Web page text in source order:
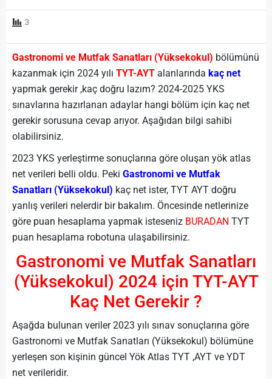
3
Gastronomi ve Mutfak Sanatları (Yüksekokul) bölümünü
kazanmak için 2024 yılı TYT-AYT alanlarında kaç net
yapmak gerekir ,kaç doğru lazım? 2024-2025 YKS
sınavlarına hazırlanan adaylar hangi bölüm için kaç net
gerekir sorusuna cevap arıyor. Aşağıdan bilgi sahibi
olabilirsiniz.
2023 YKS yerleştirme sonuçlarına göre oluşan yök atlas
net verileri belli oldu. Peki Gastronomi ve Mutfak
Sanatları (Yüksekokul) kaç net ister, TYT AYT doğru
yanlış verileri nelerdir bir bakalım. Öncesinde netlerinize
göre puan hesaplama yapmak isteseniz BURADAN TYT
puan hesaplama robotuna ulaşabilirsiniz.
Gastronomi ve Mutfak Sanatları
(Yüksekokul) 2024 için TYT-AYT
Kaç Net Gerekir ?
Aşağda bulunan veriler 2023 yılı sınav sonuçlarına göre
Gastronomi ve Mutfak Sanatları (Yüksekokul) bölümüne
yerleşen son kişinin güncel Yök Atlas TYT ,AYT ve YDT
net verileridir.